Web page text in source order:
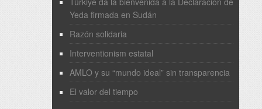
Yeda firmada en Sudán
Razón solidaria
Interventionism estatal
AMLO y su “mundo ideal” sin transparencia
El valor del tiempo